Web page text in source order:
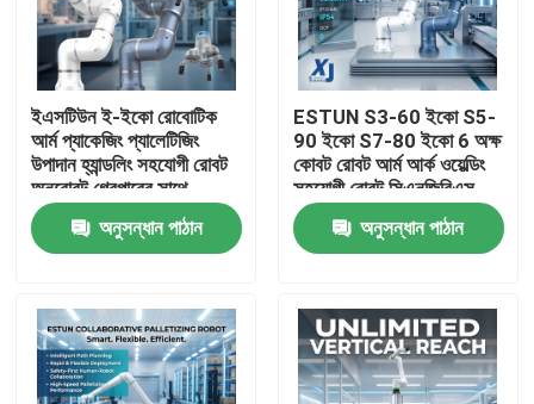
বাড়ি
পণ্য
ভিডিও
ইএসটিউন ই-ইকো রোবোটিক
আর্ম প্যাকেজিং প্যালেটিজিং
উপাদান হ্যান্ডলিং সহযোগী রোবট
অনরোবট গ্রেপারের সাথে
অনুসন্ধান পাঠান
ESTUN S3-60 ইকো S5-
90 ইকো S7-80 ইকো 6 অক্ষ
কোবট রোবট আর্ম আর্ক ওয়েল্ডিং
সহযোগী রোবট সিএনজিবিএস
ওয়েল্ডিং পজিশনার
অনুসন্ধান পাঠান